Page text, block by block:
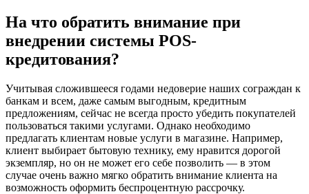
На что обратить внимание при
внедрении системы POS-
кредитования?
Учитывая сложившееся годами недоверие наших сограждан к
банкам и всем, даже самым выгодным, кредитным
предложениям, сейчас не всегда просто убедить покупателей
пользоваться такими услугами. Однако необходимо
предлагать клиентам новые услуги в магазине. Например,
клиент выбирает бытовую технику, ему нравится дорогой
экземпляр, но он не может его себе позволить — в этом
случае очень важно мягко обратить внимание клиента на
возможность оформить беспроцентную рассрочку.